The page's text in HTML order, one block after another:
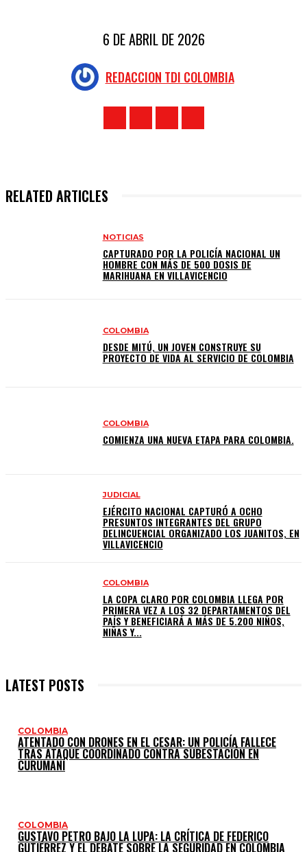
6 DE ABRIL DE 2026
REDACCION TDI COLOMBIA
RELATED ARTICLES
NOTICIAS
CAPTURADO POR LA POLICÍA NACIONAL UN
HOMBRE CON MÁS DE 500 DOSIS DE
MARIHUANA EN VILLAVICENCIO
COLOMBIA
DESDE MITÚ, UN JOVEN CONSTRUYE SU
PROYECTO DE VIDA AL SERVICIO DE COLOMBIA
COLOMBIA
COMIENZA UNA NUEVA ETAPA PARA COLOMBIA.
JUDICIAL
EJÉRCITO NACIONAL CAPTURÓ A OCHO
PRESUNTOS INTEGRANTES DEL GRUPO
DELINCUENCIAL ORGANIZADO LOS JUANITOS, EN
VILLAVICENCIO
COLOMBIA
LA COPA CLARO POR COLOMBIA LLEGA POR
PRIMERA VEZ A LOS 32 DEPARTAMENTOS DEL
PAÍS Y BENEFICIARÁ A MÁS DE 5.200 NIÑOS,
NIÑAS Y...
LATEST POSTS
COLOMBIA
ATENTADO CON DRONES EN EL CESAR: UN POLICÍA FALLECE
TRAS ATAQUE COORDINADO CONTRA SUBESTACIÓN EN
CURUMANÍ
COLOMBIA
GUSTAVO PETRO BAJO LA LUPA: LA CRÍTICA DE FEDERICO
GUTIÉRREZ Y EL DEBATE SOBRE LA SEGURIDAD EN COLOMBIA